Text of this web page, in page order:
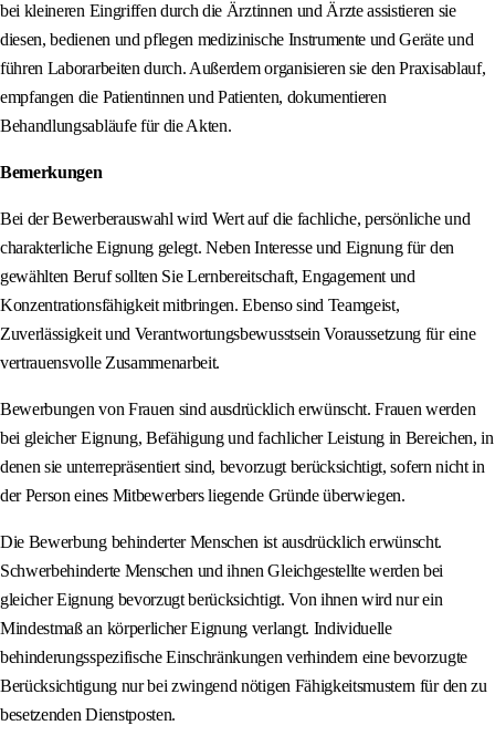
bei kleineren Eingriffen durch die Ärztinnen und Ärzte assistieren sie
diesen, bedienen und pflegen medizinische Instrumente und Geräte und
führen Laborarbeiten durch. Außerdem organisieren sie den Praxisablauf,
empfangen die Patientinnen und Patienten, dokumentieren
Behandlungsabläufe für die Akten.
Bemerkungen
Bei der Bewerberauswahl wird Wert auf die fachliche, persönliche und
charakterliche Eignung gelegt. Neben Interesse und Eignung für den
gewählten Beruf sollten Sie Lernbereitschaft, Engagement und
Konzentrationsfähigkeit mitbringen. Ebenso sind Teamgeist,
Zuverlässigkeit und Verantwortungsbewusstsein Voraussetzung für eine
vertrauensvolle Zusammenarbeit.
Bewerbungen von Frauen sind ausdrücklich erwünscht. Frauen werden
bei gleicher Eignung, Befähigung und fachlicher Leistung in Bereichen, in
denen sie unterrepräsentiert sind, bevorzugt berücksichtigt, sofern nicht in
der Person eines Mitbewerbers liegende Gründe überwiegen.
Die Bewerbung behinderter Menschen ist ausdrücklich erwünscht.
Schwerbehinderte Menschen und ihnen Gleichgestellte werden bei
gleicher Eignung bevorzugt berücksichtigt. Von ihnen wird nur ein
Mindestmaß an körperlicher Eignung verlangt. Individuelle
behinderungsspezifische Einschränkungen verhindern eine bevorzugte
Berücksichtigung nur bei zwingend nötigen Fähigkeitsmustern für den zu
besetzenden Dienstposten.